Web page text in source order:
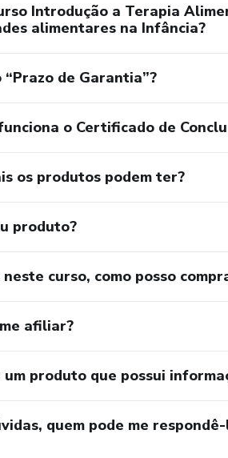
Introdução a Terapia
alimentares na Infância?
“Prazo de Garantia”?
o Certificado de
os produtos podem ter?
produto?
curso, como posso
afiliar?
um produto que possui
quem pode me